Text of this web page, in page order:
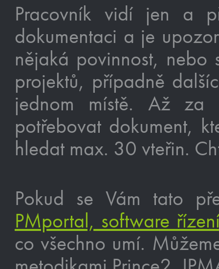
Pracovník vidí jen a
dokumentaci a je
nějaká povinnost, nebo
projektů, případně
jednom místě. Až
potřebovat dokument,
hledat max. 30 vteřin.
Pokud se Vám tato
PMportal, software
co všechno umí.